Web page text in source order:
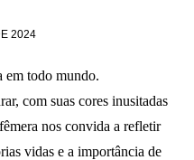
2024
em todo mundo.
com suas cores inusitadas
nos convida a refletir
vidas e a importância de